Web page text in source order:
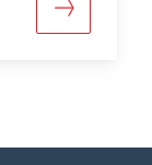
Mehr